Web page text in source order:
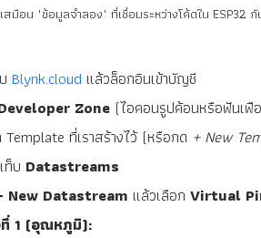
สมือน "ข้อมูลจำลอง" ที่เชื่อมระหว่างโค้ดใน ESP32
Blynk.cloud แล้วล็อกอินเข้าบัญชี
Zone (ไอคอนรูปค้อนหรือฟันเฟื
ที่เราสร้างไว้ (หรือกด + New
บ Datastreams
New Datastream แล้วเลือก Virtual
1 (อุณหภูมิ):